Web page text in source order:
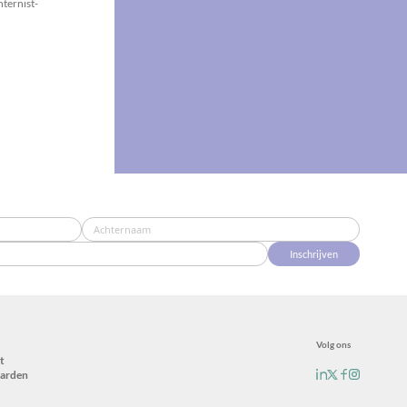
Inschrijven
Volg ons